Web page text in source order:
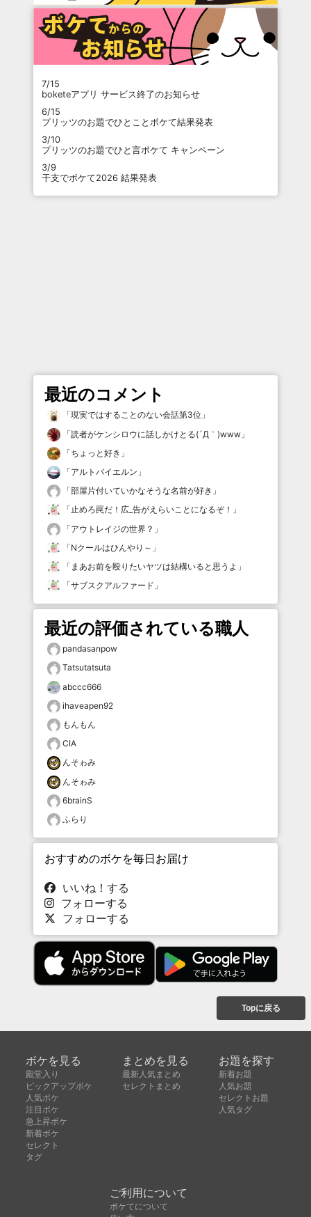
7/15
boketeアプリ サービス終了のお知らせ
6/15
プリッツのお題でひとことボケて結果発表
3/10
プリッツのお題でひと言ボケて キャンペーン
3/9
干支でボケて2026 結果発表
最近のコメント
「現実ではすることのない会話第3位 」
「読者がケンシロウに話しかけとる(´Д｀)www 」
「ちょっと好き 」
「アルトバイエルン 」
「部屋片付いていかなそうな名前が好き 」
「止めろ罠だ！広_告がえらいことになるぞ！ 」
「アウトレイジの世界？ 」
「Nクールはひんやり～ 」
「 まあお前を殴りたいヤツは結構いると思うよ 」
「サブスクアルファード 」
最近の評価されている職人
pandasanpow
Tatsutatsuta
abccc666
ihaveapen92
もんもん
CIA
んそゎみ
んそゎみ
6brainS
ふらり
おすすめのボケを毎日お届け
いいね！する
フォローする
フォローする
Topに戻る
ボケを見る
殿堂入り
ピックアップボケ
人気ボケ
注目ボケ
急上昇ボケ
新着ボケ
セレクト
タグ
まとめを見る
最新人気まとめ
セレクトまとめ
お題を探す
新着お題
人気お題
セレクトお題
人気タグ
ご利用について
ボケてについて